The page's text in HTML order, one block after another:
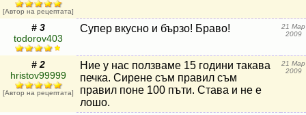
[Автор на рецептата]
# 3
todorov403
Супер вкусно и бързо! Браво!
21 Мар
2009
# 2
hristov99999
[Автор на рецептата]
Ние у нас ползваме 15 години такава
печка. Сирене съм правил съм
правил поне 100 пъти. Става и не е
лошо.
21 Мар
2009